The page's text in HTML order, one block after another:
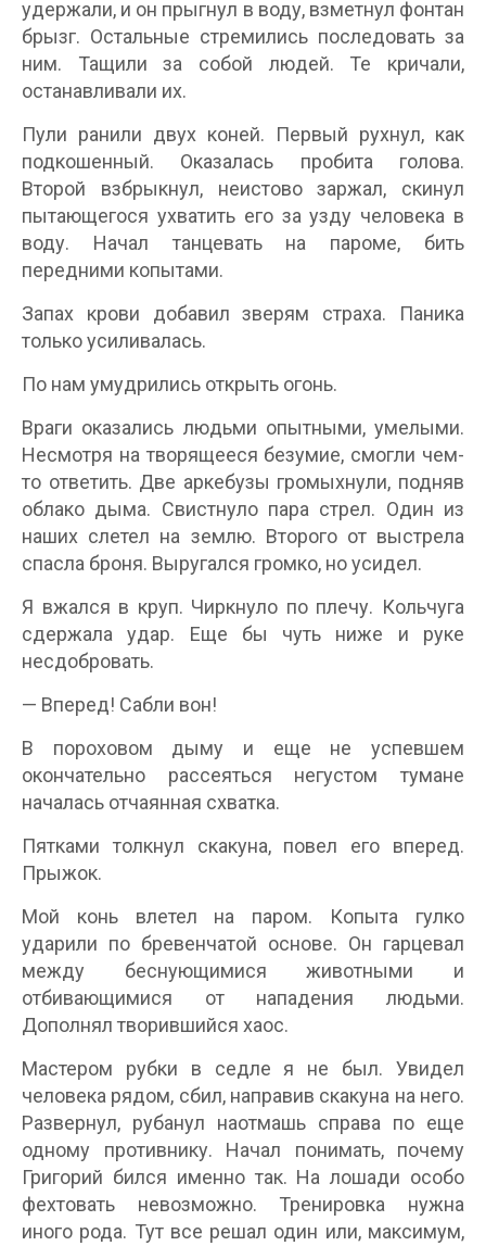
удержали, и он прыгнул в воду, взметнул фонтан
брызг. Остальные стремились последовать за
ним. Тащили за собой людей. Те кричали,
останавливали их.
Пули ранили двух коней. Первый рухнул, как
подкошенный. Оказалась пробита голова.
Второй взбрыкнул, неистово заржал, скинул
пытающегося ухватить его за узду человека в
воду. Начал танцевать на пароме, бить
передними копытами.
Запах крови добавил зверям страха. Паника
только усиливалась.
По нам умудрились открыть огонь.
Враги оказались людьми опытными, умелыми.
Несмотря на творящееся безумие, смогли чем-
то ответить. Две аркебузы громыхнули, подняв
облако дыма. Свистнуло пара стрел. Один из
наших слетел на землю. Второго от выстрела
спасла броня. Выругался громко, но усидел.
Я вжался в круп. Чиркнуло по плечу. Кольчуга
сдержала удар. Еще бы чуть ниже и руке
несдобровать.
— Вперед! Сабли вон!
В пороховом дыму и еще не успевшем
окончательно рассеяться негустом тумане
началась отчаянная схватка.
Пятками толкнул скакуна, повел его вперед.
Прыжок.
Мой конь влетел на паром. Копыта гулко
ударили по бревенчатой основе. Он гарцевал
между беснующимися животными и
отбивающимися от нападения людьми.
Дополнял творившийся хаос.
Мастером рубки в седле я не был. Увидел
человека рядом, сбил, направив скакуна на него.
Развернул, рубанул наотмашь справа по еще
одному противнику. Начал понимать, почему
Григорий бился именно так. На лошади особо
фехтовать невозможно. Тренировка нужна
иного рода. Тут все решал один или, максимум,